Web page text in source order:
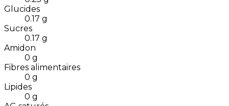
Glucides
0.17 g
Sucres
0.17 g
Amidon
0 g
Fibres alimentaires
0 g
Lipides
0 g